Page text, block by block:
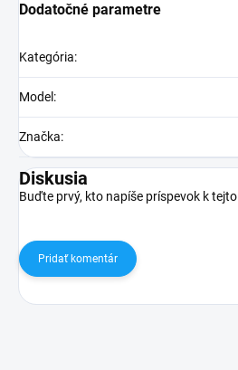
Dodatočné parametre
Kategória:
Model :
Značka:
Diskusia
Buďte prvý, kto napíše príspevok k
Pridať komentár